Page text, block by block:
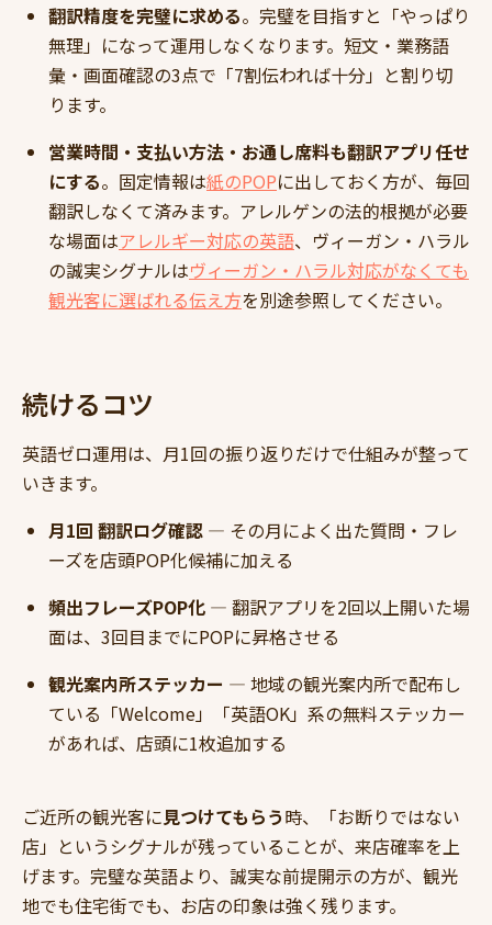
翻訳精度を完璧に求める。完璧を目指すと「やっぱり
無理」になって運用しなくなります。短文・業務語
彙・画面確認の3点で「7割伝われば十分」と割り切
ります。
営業時間・支払い方法・お通し席料も翻訳アプリ任せ
にする。固定情報は紙のPOPに出しておく方が、毎回
翻訳しなくて済みます。アレルゲンの法的根拠が必要
な場面はアレルギー対応の英語、ヴィーガン・ハラル
の誠実シグナルはヴィーガン・ハラル対応がなくても
観光客に選ばれる伝え方を別途参照してください。
続けるコツ
英語ゼロ運用は、月1回の振り返りだけで仕組みが整って
いきます。
月1回 翻訳ログ確認 — その月によく出た質問・フレ
ーズを店頭POP化候補に加える
頻出フレーズPOP化 — 翻訳アプリを2回以上開いた場
面は、3回目までにPOPに昇格させる
観光案内所ステッカー — 地域の観光案内所で配布し
ている「Welcome」「英語OK」系の無料ステッカー
があれば、店頭に1枚追加する
ご近所の観光客に見つけてもらう時、「お断りではない
店」というシグナルが残っていることが、来店確率を上
げます。完璧な英語より、誠実な前提開示の方が、観光
地でも住宅街でも、お店の印象は強く残ります。